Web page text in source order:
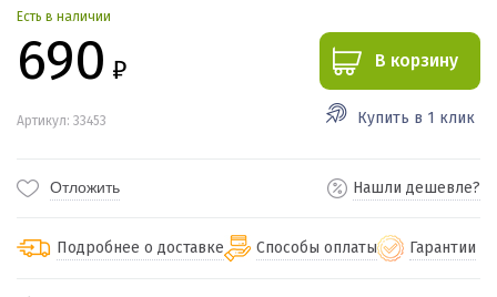
Есть в наличии
690 ₽
Артикул: 33453
В корзину
Купить в 1 клик
Отложить Нашли дешевле?
Подробнее о доставке Способы оплаты Гарантии